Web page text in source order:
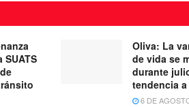
SUATS
Oliva: La
de vida se
durante
tendencia
6 DE